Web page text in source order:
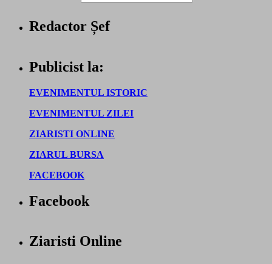
Redactor Șef
Publicist la:
EVENIMENTUL ISTORIC
EVENIMENTUL ZILEI
ZIARISTI ONLINE
ZIARUL BURSA
FACEBOOK
Facebook
Ziaristi Online